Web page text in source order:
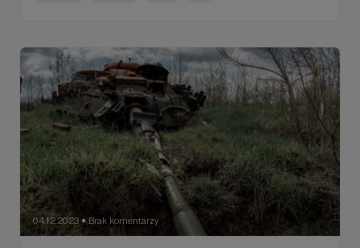
04.12.2023 ● Brak komentarzy